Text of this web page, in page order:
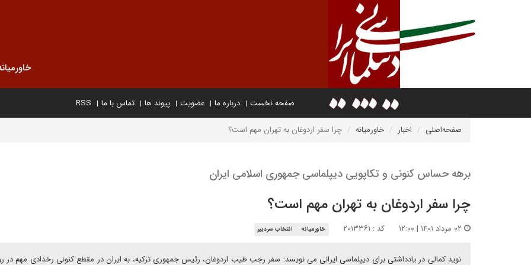
صفحه نخست درباره ما عضویت پیوند ها تماس با ما RSS
صفحه‌اصلی اخبار خاورمیانه چرا سفر اردوغان به تهران مهم است؟
برهه حساس کنونی و تکاپویی دیپلماسی جمهوری اسلامی ایران
چرا سفر اردوغان به تهران مهم است؟
کد : ۲۰۱۳۳۶۱ خاورمیانه انتخاب سردبیر
نوید کمالی در یادداشتی برای دیپلماسی ایرانی می نویسد: سفر رجب طیب اردوغان، رئیس جمهوری ترکیه، به ایران در مقطع کنونی رخدادی مهم در